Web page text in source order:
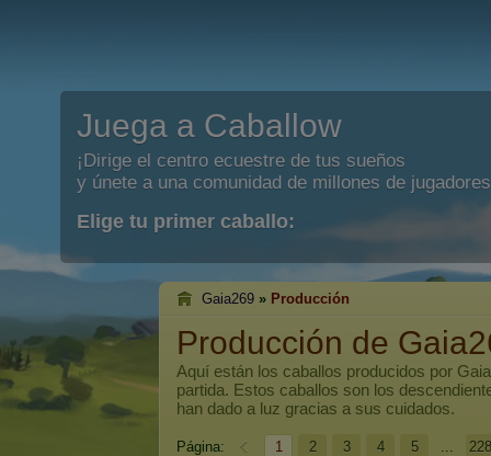
Juega a Caballow
¡Dirige el centro ecuestre de tus sueños
y únete a una comunidad de millones de
Elige tu primer caballo:
Gaia269 » Producción
Producción de
Aquí están los caballos producidos por
partida. Estos caballos son los
han dado a luz gracias a sus cuidados.
Página: 1 2 3 4 5 ... 228